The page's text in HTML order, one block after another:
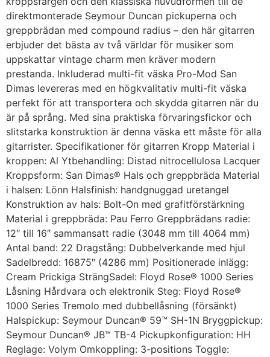
direktmonterade Seymour Duncan pickuperna och
greppbrädan med compound radius – den här gitarren
erbjuder det bästa av två världar för musiker som
uppskattar vintage charm men kräver modern
prestanda. Inkluderad multi-fit väska Pro-Mod San
Dimas levereras med en högkvalitativ multi-fit väska
perfekt för att transportera och skydda gitarren när du
är på språng. Med sina praktiska förvaringsfickor och
slitstarka konstruktion är denna väska ett måste för alla
gitarrister. Specifikationer för gitarren Kropp Material i
kroppen: Al Ytbehandling: Distad nitrocellulosa Lacquer
Kroppsform: San Dimas® Hals och greppbräda Material
i halsen: Lönn Halsfinish: handgnuggad uretangel
Konstruktion av hals: Bolt-On med grafitförstärkning
Material i greppbräda: Pau Ferro Greppbrädans radie:
12″ till 16″ sammansatt radie (3048 mm till 4064 mm)
Antal band: 22 Dragstång: Dubbelverkande med hjul
Sadelbredd: 16875″ (4286 mm) Positionerade inlägg:
Cream Prickiga SträngSadel: Floyd Rose® 1000 Series
Låsning Hårdvara och elektronik Steg: Floyd Rose®
1000 Series Tremolo med dubbellåsning (försänkt)
Halspickup: Seymour Duncan® 59™ SH-1N Bryggpickup:
Seymour Duncan® JB™ TB-4 Pickupkonfiguration: HH
Reglage: Volym Omkoppling: 3-positions Toggle: